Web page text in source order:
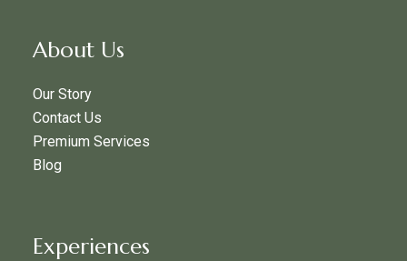
About Us
Our Story
Contact Us
Premium Services
Blog
Experiences